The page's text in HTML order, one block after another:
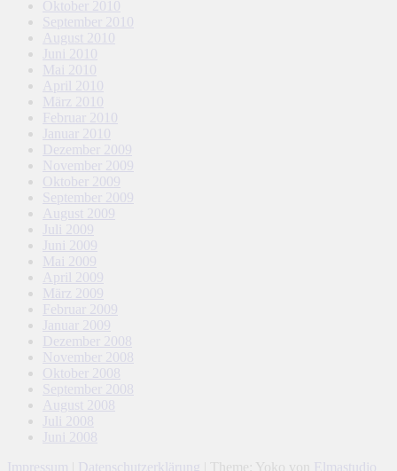
Oktober 2010
September 2010
August 2010
Juni 2010
Mai 2010
April 2010
März 2010
Februar 2010
Januar 2010
Dezember 2009
November 2009
Oktober 2009
September 2009
August 2009
Juli 2009
Juni 2009
Mai 2009
April 2009
März 2009
Februar 2009
Januar 2009
Dezember 2008
November 2008
Oktober 2008
September 2008
August 2008
Juli 2008
Juni 2008
Impressum
Datenschutzerklärung Theme: Yoko von Elmastudio